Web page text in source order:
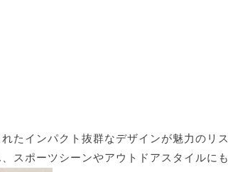
たインパクト抜群なデザインが魅力のリ
スポーツシーンやアウトドアスタイルに